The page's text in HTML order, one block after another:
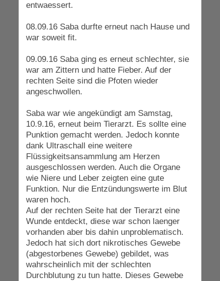
entwaessert.
08.09.16 Saba durfte erneut nach Hause und
war soweit fit.
09.09.16 Saba ging es erneut schlechter, sie
war am Zittern und hatte Fieber. Auf der
rechten Seite sind die Pfoten wieder
angeschwollen.
Saba war wie angekündigt am Samstag,
10.9.16, erneut beim Tierarzt. Es sollte eine
Punktion gemacht werden. Jedoch konnte
dank Ultraschall eine weitere
Flüssigkeitsansammlung am Herzen
ausgeschlossen werden. Auch die Organe
wie Niere und Leber zeigten eine gute
Funktion. Nur die Entzündungswerte im Blut
waren hoch.
Auf der rechten Seite hat der Tierarzt eine
Wunde entdeckt, diese war schon laenger
vorhanden aber bis dahin unproblematisch.
Jedoch hat sich dort nikrotisches Gewebe
(abgestorbenes Gewebe) gebildet, was
wahrscheinlich mit der schlechten
Durchblutung zu tun hatte. Dieses Gewebe